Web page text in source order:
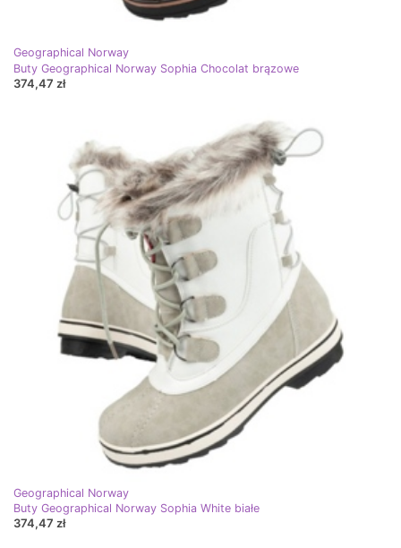
Geographical Norway
Buty Geographical Norway Sophia Chocolat brązowe
374,47 zł
Geographical Norway
Buty Geographical Norway Sophia White białe
374,47 zł